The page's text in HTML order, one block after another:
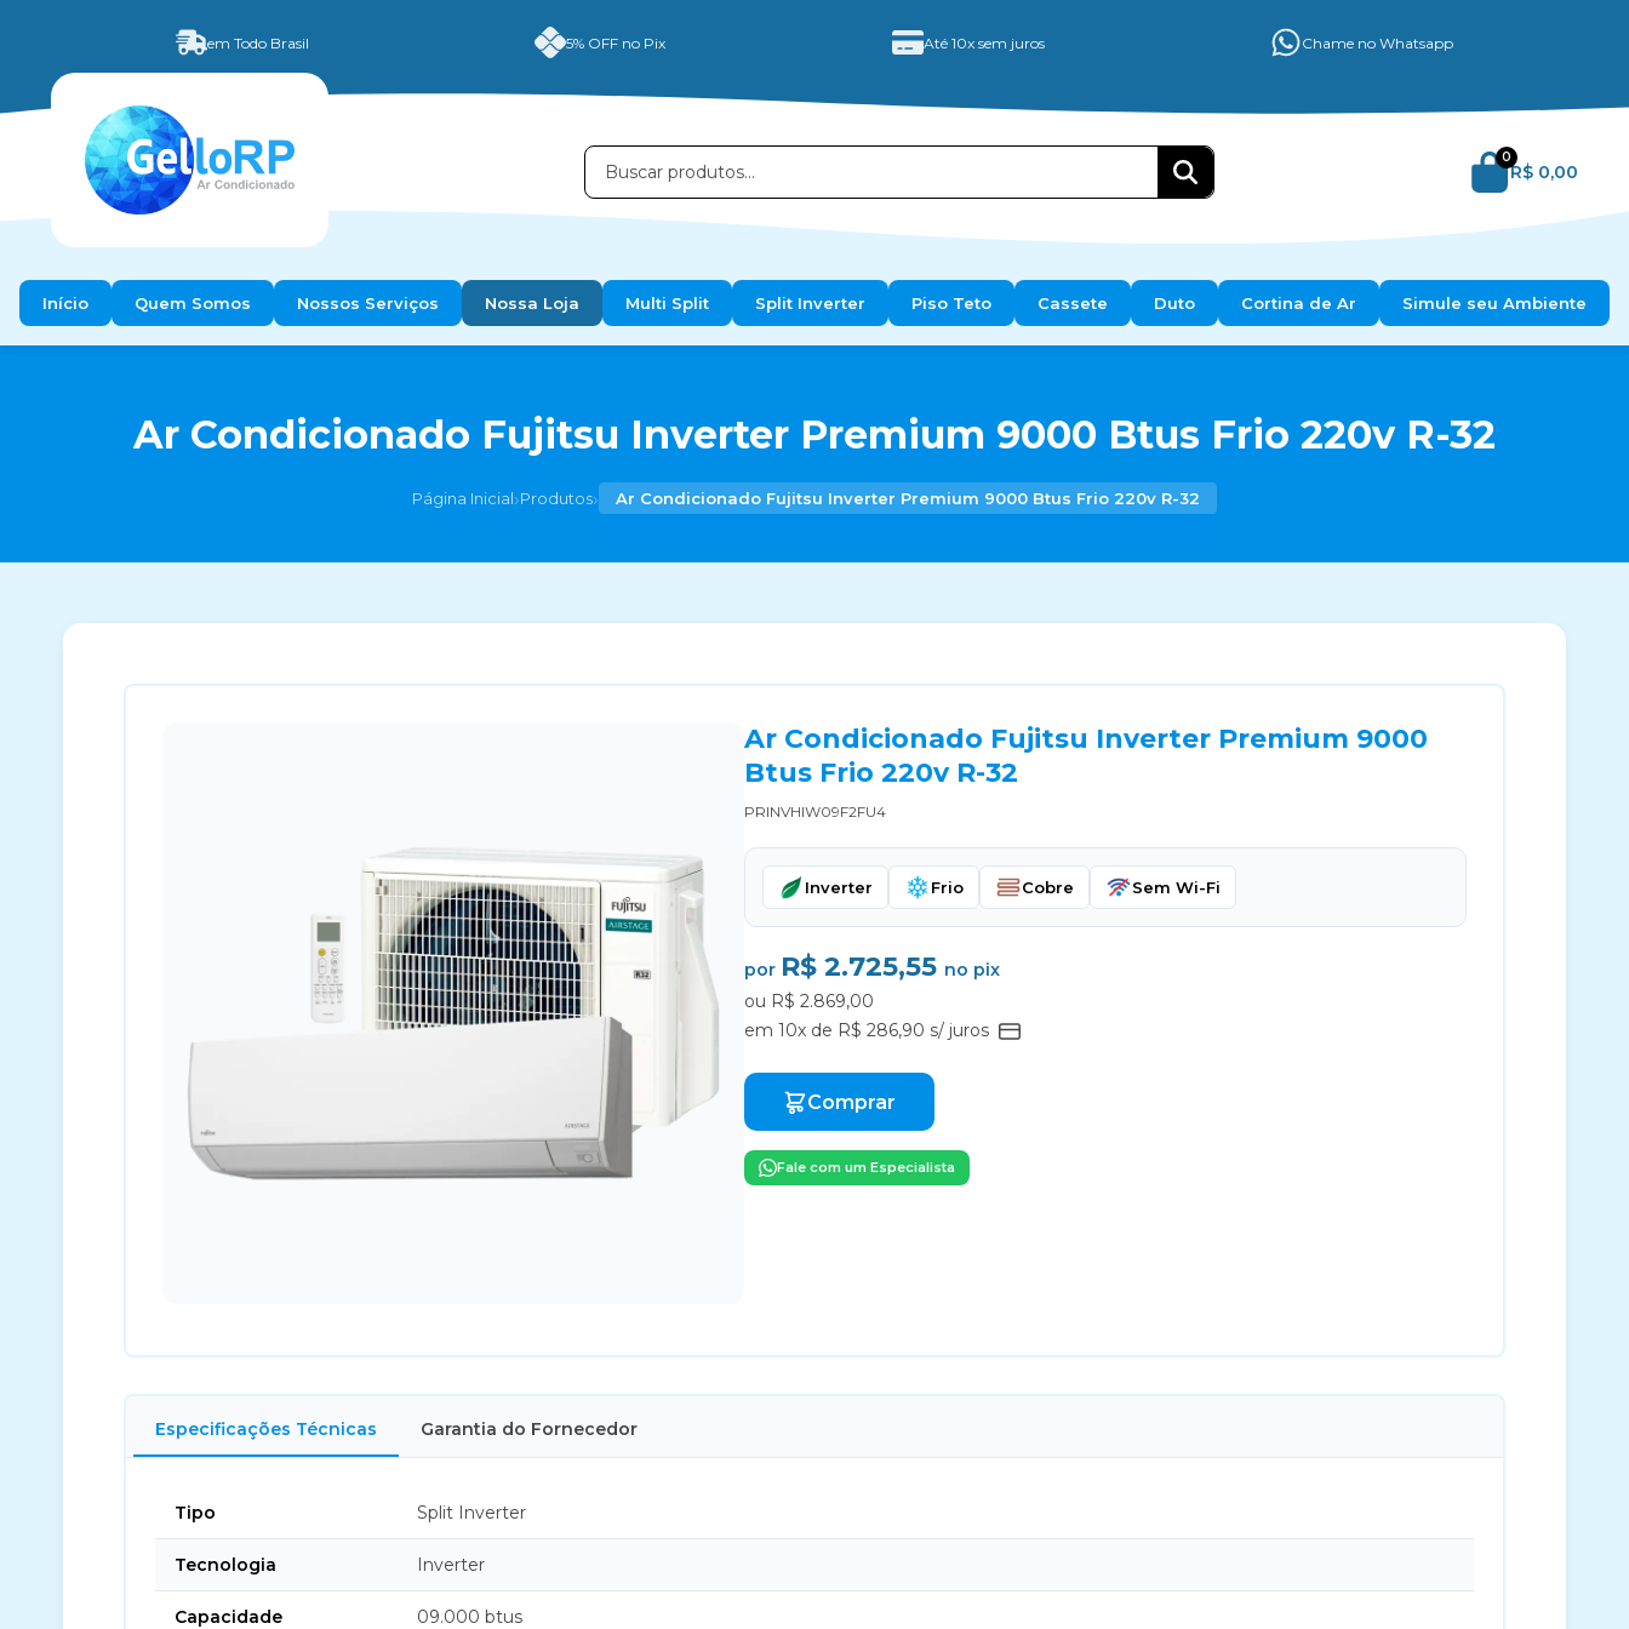
em Todo Brasil 5% OFF no Pix Até 10x sem juros Chame no Whatsapp
0
R$ 0,00
Início Quem Somos Nossos Serviços Nossa Loja Multi Split Split Inverter Piso Teto Cassete Duto Cortina de Ar Simule seu Ambiente
Ar Condicionado Fujitsu Inverter Premium 9000 Btus Frio 220v R-32
Página Inicial›Produtos› Ar Condicionado Fujitsu Inverter Premium 9000 Btus Frio 220v R-32
Ar Condicionado Fujitsu Inverter Premium 9000
Btus Frio 220v R-32
PRINVHIW09F2FU4
Inverter Frio Cobre Sem Wi-Fi
por R$ 2.725,55 no pix
ou R$ 2.869,00
em 10x de R$ 286,90 s/ juros
Comprar
Fale com um Especialista
Especificações Técnicas Garantia do Fornecedor
Tipo Split Inverter
Tecnologia Inverter
Capacidade 09.000 btus